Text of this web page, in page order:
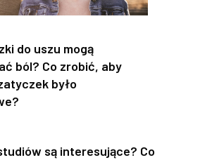
do uszu mogą
ból? Co zrobić, aby
było
są interesujące? Co